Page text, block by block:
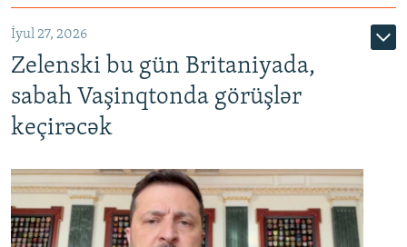
İyul 27, 2026
Zelenski bu gün Britaniyada,
sabah Vaşinqtonda görüşlər
keçirəcək